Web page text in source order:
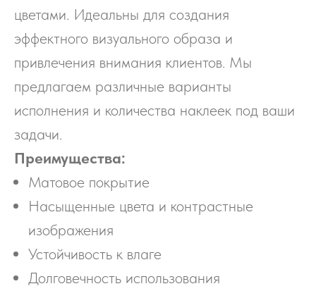
цветами. Идеальны для создания
эффектного визуального образа и
привлечения внимания клиентов. Мы
предлагаем различные варианты
исполнения и количества наклеек под ваши
задачи.
Преимущества:
Матовое покрытие
Насыщенные цвета и контрастные
изображения
Устойчивость к влаге
Долговечность использования